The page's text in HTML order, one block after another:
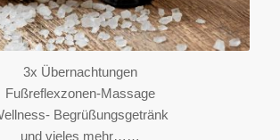
3x Übernachtungen
Fußreflexzonen-Massage
Begrüßungsgetränk
und vieles mehr……